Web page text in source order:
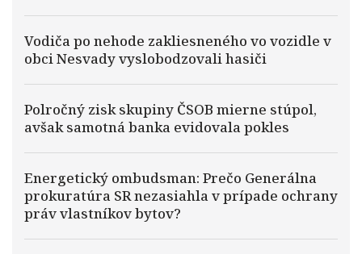
Vodiča po nehode zakliesneného vo vozidle v
obci Nesvady vyslobodzovali hasiči
Polročný zisk skupiny ČSOB mierne stúpol,
avšak samotná banka evidovala pokles
Energetický ombudsman: Prečo Generálna
prokuratúra SR nezasiahla v prípade ochrany
práv vlastníkov bytov?